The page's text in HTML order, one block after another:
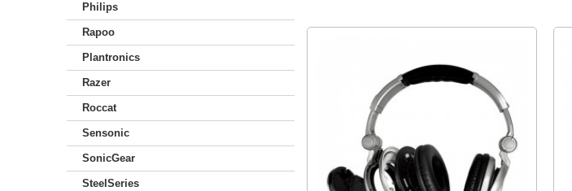
Philips
Rapoo
Plantronics
Razer
Roccat
Sensonic
SonicGear
SteelSeries